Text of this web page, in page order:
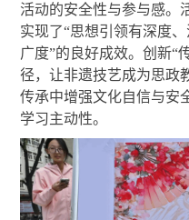
活动的安全性与参与感。
实现了“思想引领有深度
广度”的良好成效。创新“
径，让非遗技艺成为思政
传承中增强文化自信与安
学习主动性。